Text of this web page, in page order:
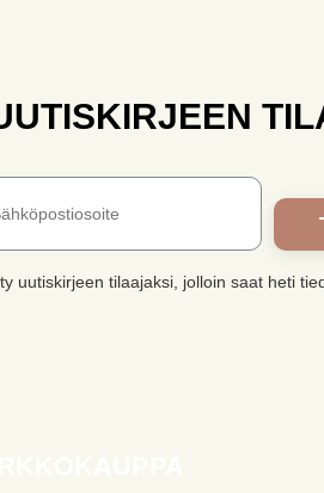
uutiskirjeen tilaajaksi, jolloin saat heti